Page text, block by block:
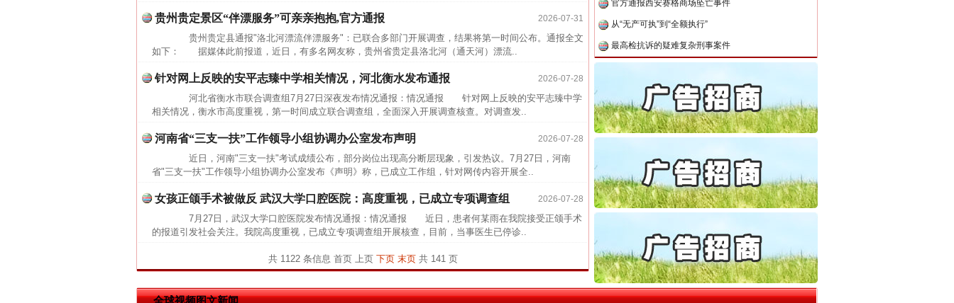
2026-07-31
贵州贵定景区“伴漂服务”可亲亲抱抱,官方通报
贵州贵定县通报"洛北河漂流伴漂服务"：已联合多部门开展调查，结果将第一时间公布。通报全文
如下： 据媒体此前报道，近日，有多名网友称，贵州省贵定县洛北河（通天河）漂流..
2026-07-28
针对网上反映的安平志臻中学相关情况，河北衡水发布通报
河北省衡水市联合调查组7月27日深夜发布情况通报：情况通报 针对网上反映的安平志臻中学
相关情况，衡水市高度重视，第一时间成立联合调查组，全面深入开展调查核查。对调查发..
2026-07-28
河南省“三支一扶”工作领导小组协调办公室发布声明
近日，河南"三支一扶"考试成绩公布，部分岗位出现高分断层现象，引发热议。7月27日，河南
省"三支一扶"工作领导小组协调办公室发布《声明》称，已成立工作组，针对网传内容开展全..
2026-07-28
女孩正颌手术被做反 武汉大学口腔医院：高度重视，已成立专项调查组
7月27日，武汉大学口腔医院发布情况通报：情况通报 近日，患者何某雨在我院接受正颌手术
的报道引发社会关注。我院高度重视，已成立专项调查组开展核查，目前，当事医生已停诊..
共 1122 条信息 首页 上页 下页 末页共 141 页
从“无产可执”到“全额执行”
最高检抗诉的疑难复杂刑事案件
事故致5死1伤，四川省安委会挂..
半生相守，一别两宽：这场老年..
一纸欠条伤亲情 巡回调解促和..
26万保费，离婚时为何要分走一..
杨天誉，不得录用为公务员
传销头目出狱后办书院暴力管教..
四川省公安厅征集新型黑恶违法..
中国发起首例对外贸易国家安全..
官方通报西安赛格商场坠亡事件
从“无产可执”到“全额执行”
全球视频图文新闻
网上购药对药下症？
“神药”背后的真相